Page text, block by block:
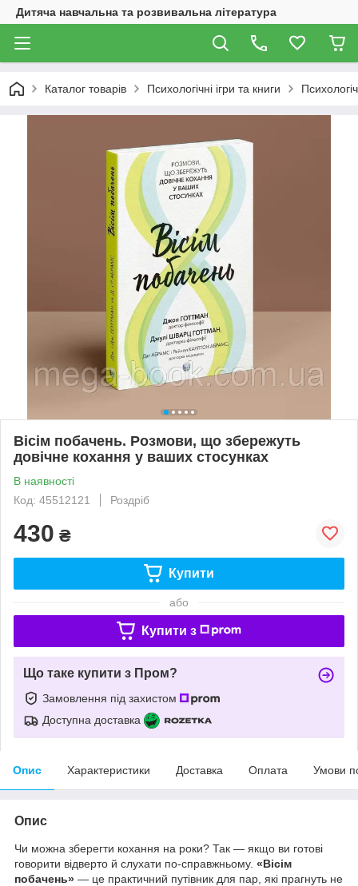
Дитяча навчальна та розвивальна література
Каталог товарів Психологічні ігри та книги
Вісім побачень. Розмови, що збережуть
довічне кохання у ваших стосунках
В наявності
Код: 45512121
Роздріб
430 ₴
Купити
або
Купити з
Що таке купити з Пром?
Замовлення під захистом
Доступна доставка
Опис Характеристики Доставка Оплата Умови
Опис
Чи можна зберегти кохання на роки? Так — якщо ви готові
говорити відверто й слухати по-справжньому. «Вісім
побачень» — це практичний путівник для пар, які прагнуть не